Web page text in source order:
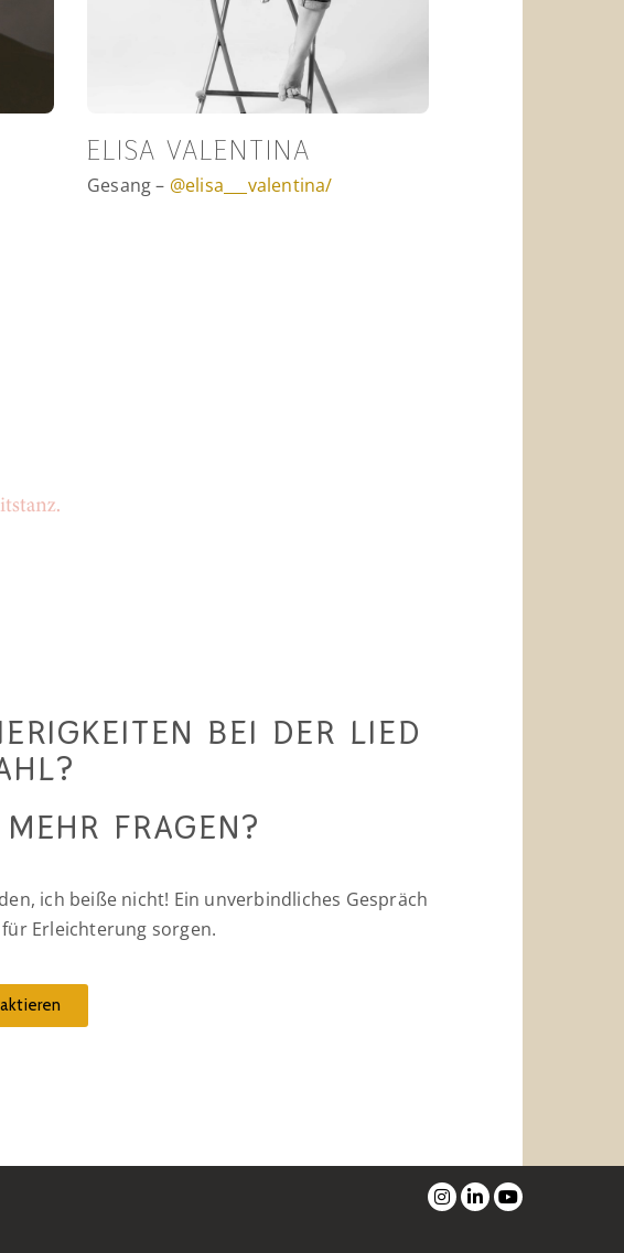
ELISA VALENTINA
Gesang – @elisa___valentina/
BEI DER LIED
FRAGEN?
ich beiße nicht! Ein unverbindliches Gespräch
Erleichterung sorgen.